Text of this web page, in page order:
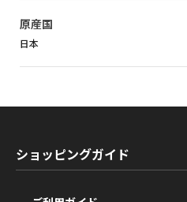
原産国
日本
ショッピングガイド